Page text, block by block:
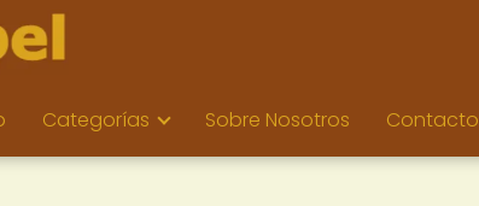
Categorías Sobre Nosotros Contacto